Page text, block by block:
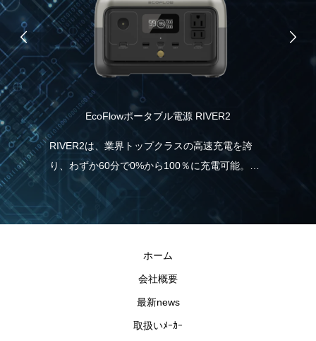
ブ
ー
EcoFlowポータブル電源 RIVER2
RIVER2は、業界トップクラスの高速充電を誇
り、わずか60分で0%から100％に充電可能。こ
れは、一般的なポータブル電源と比べて5倍速
く、従来モデルより38％も充電時間の短縮が実
現しました。急に電気が必要な場合でも、
ホーム
会社概要
最新news
取扱いﾒｰｶｰ